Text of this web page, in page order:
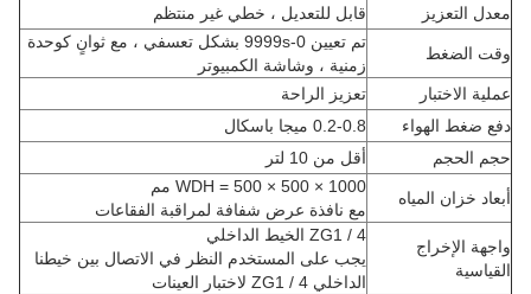
معدل التعزيز قابل للتعديل ، خطي غير منتظم
وقت الضغط
تم تعيين 0-9999s بشكل تعسفي ، مع ثوانٍ كوحدة
زمنية ، وشاشة الكمبيوتر
عملية الاختبار
تعزيز الراحة
دفع ضغط الهواء
0.2-0.8 ميجا باسكال
حجم الحجم
أقل من 10 لتر
أبعاد خزان المياه
WDH = 500 × 500 × 1000 مم
مع نافذة عرض شفافة لمراقبة الفقاعات
واجهة الإخراج
القياسية
ZG1 / 4 الخيط الداخلي
يجب على المستخدم النظر في الاتصال بين خيطنا
الداخلي ZG1 / 4 لاختبار العينات